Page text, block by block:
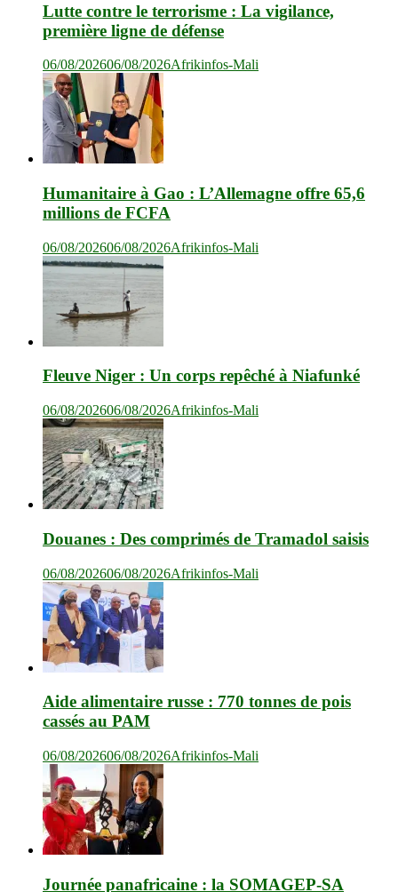
Lutte contre le terrorisme : La vigilance,
première ligne de défense
06/08/202606/08/2026Afrikinfos-Mali
Humanitaire à Gao : L’Allemagne offre 65,6
millions de FCFA
06/08/202606/08/2026Afrikinfos-Mali
Fleuve Niger : Un corps repêché à Niafunké
06/08/202606/08/2026Afrikinfos-Mali
Douanes : Des comprimés de Tramadol saisis
06/08/202606/08/2026Afrikinfos-Mali
Aide alimentaire russe : 770 tonnes de pois
cassés au PAM
06/08/202606/08/2026Afrikinfos-Mali
Journée panafricaine : la SOMAGEP-SA